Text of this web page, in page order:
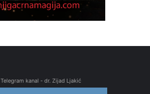
Telegram kanal - dr. Zijad Ljakić